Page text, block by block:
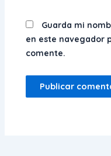
Guarda mi
en este navegador
comente.